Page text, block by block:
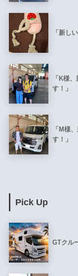
「新し
「K様
す！」
「M様
す！」
Pick Up
GTクル